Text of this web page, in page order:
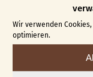
Wir verwenden
optimieren.
In den Warenkorb